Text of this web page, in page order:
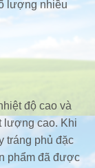
lượng nhiều
độ cao và
lượng cao. Khi
tráng phủ đặc
phẩm đã được